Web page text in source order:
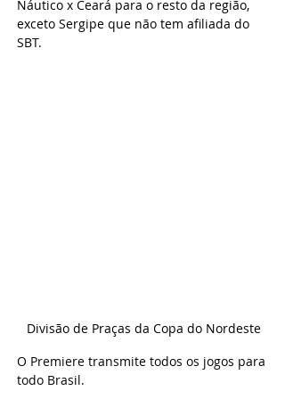
Náutico x Ceará para o resto da região,
exceto Sergipe que não tem afiliada do
SBT.
Divisão de Praças da Copa do Nordeste
O Premiere transmite todos os jogos para
todo Brasil.